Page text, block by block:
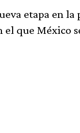
etapa en
que México